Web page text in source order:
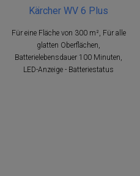
Kärcher WV 6 Plus
Für eine Fläche von 300 m², Für alle
glatten Oberflächen,
Batterielebensdauer 100 Minuten,
LED-Anzeige - Batteriestatus